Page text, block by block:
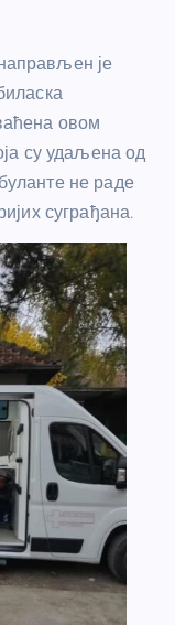
је
овом
су удаљена од
не раде
суграђана.